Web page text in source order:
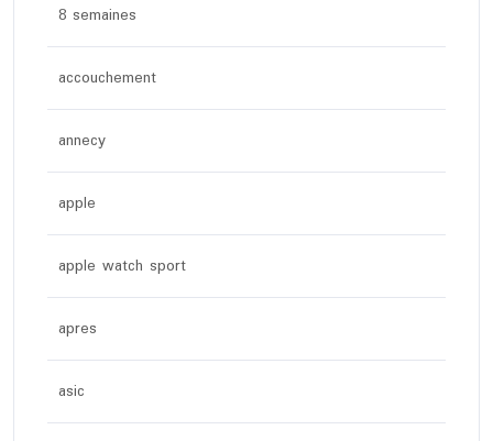
8 semaines
accouchement
annecy
apple
apple watch sport
apres
asic